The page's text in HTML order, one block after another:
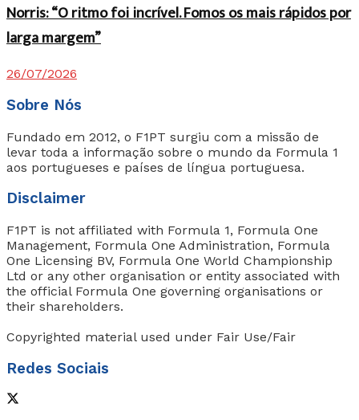
Norris: “O ritmo foi incrível. Fomos os mais rápidos por
larga margem”
26/07/2026
Sobre Nós
Fundado em 2012, o F1PT surgiu com a missão de
levar toda a informação sobre o mundo da Formula 1
aos portugueses e países de língua portuguesa.
Disclaimer
F1PT is not affiliated with Formula 1, Formula One
Management, Formula One Administration, Formula
One Licensing BV, Formula One World Championship
Ltd or any other organisation or entity associated with
the official Formula One governing organisations or
their shareholders.
Copyrighted material used under Fair Use/Fair
Redes Sociais